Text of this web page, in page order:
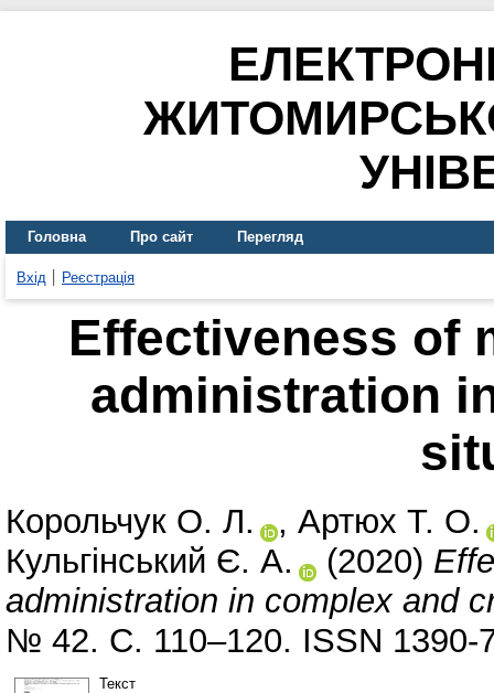
Головна Про сайт Перегляд
Вхід Реєстрація
Effectiveness of
administration
Корольчук О. Л. , Артюх Т. О.
Кульгінський Є. А.
(2020)
administration in complex and
№ 42. С. 110–120. ISSN 1390-
Текст